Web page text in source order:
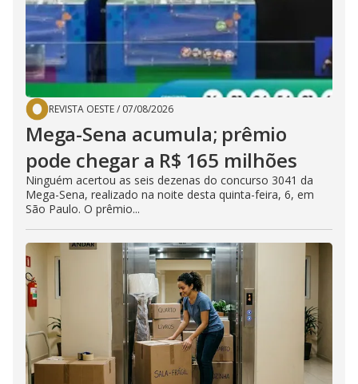
REVISTA OESTE/ 07/08/2026
Mega-Sena acumula; prêmio
pode chegar a R$ 165 milhões
Ninguém acertou as seis dezenas do concurso 3041 da
Mega-Sena, realizado na noite desta quinta-feira, 6, em
São Paulo. O prêmio...